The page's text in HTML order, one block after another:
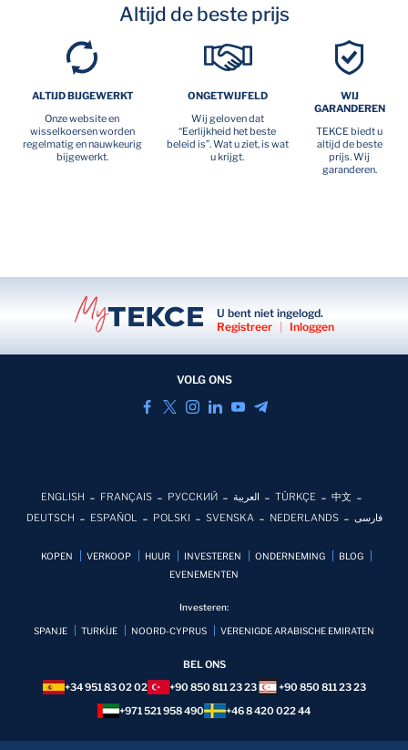
Altijd de beste prijs
ALTIJD BIJGEWERKT
Onze website en
wisselkoersen worden
regelmatig en nauwkeurig
bijgewerkt.
ONGETWIJFELD
Wij geloven dat
“Eerlijkheid het beste
beleid is”. Wat u ziet, is wat
u krijgt.
WIJ
GARANDEREN
TEKCE biedt u
altijd de beste
prijs. Wij
garanderen.
U bent niet ingelogd.
Registreer
| Inloggen
VOLG ONS
ENGLISH FRANÇAIS РУССКИЙ العربية TÜRKÇE
中文
DEUTSCH
ESPAÑOL POLSKI SVENSKA NEDERLANDS فارسی
KOPEN VERKOOP HUUR INVESTEREN ONDERNEMING
BLOG
EVENEMENTEN
Investeren:
SPANJE TURKİJE NOORD-CYPRUS VERENIGDE ARABISCHE EMIRATEN
BEL ONS
+34 951 83 02 02
+90 850 811 23 23
+90 850 811 23 23
+971 521 958 490
+46 8 420 022 44